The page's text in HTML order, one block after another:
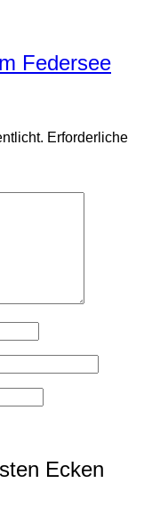
Federsee
Erforderliche
Ecken